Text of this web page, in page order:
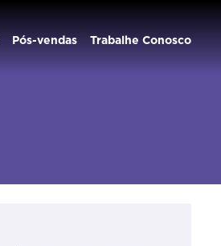
Pós-vendas Trabalhe Conosco